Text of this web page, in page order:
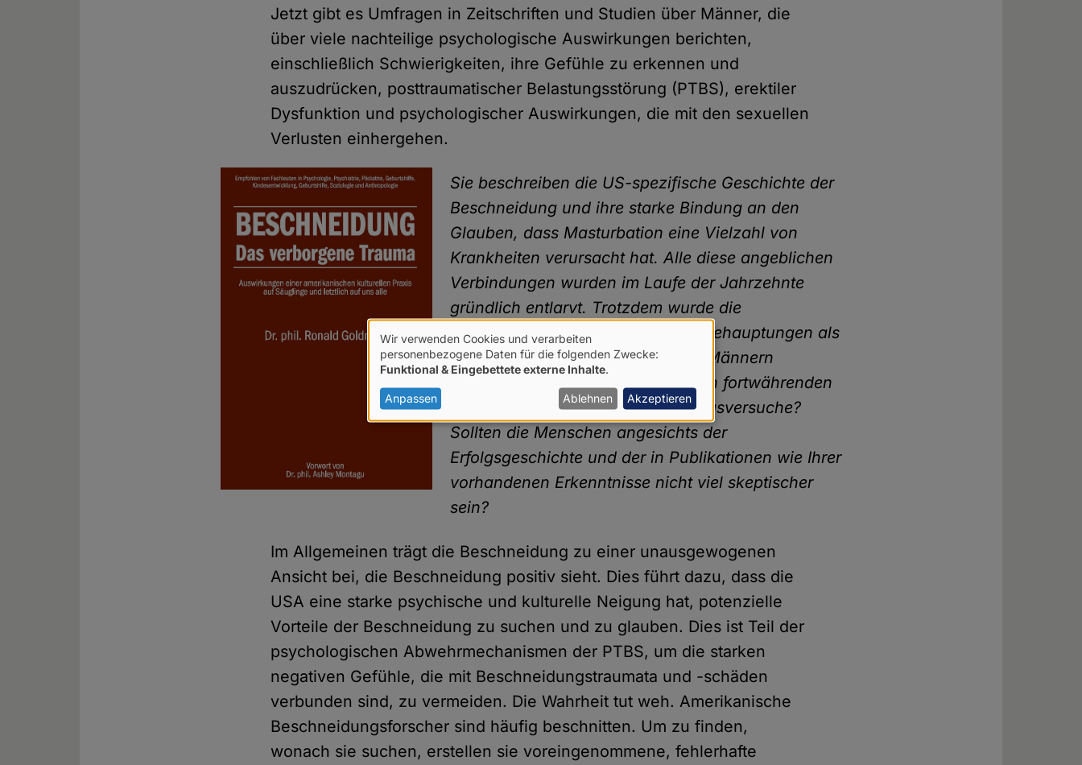
Jetzt gibt es Umfragen in Zeitschriften und Studien über Männer, die
über viele nachteilige psychologische Auswirkungen berichten,
einschließlich Schwierigkeiten, ihre Gefühle zu erkennen und
auszudrücken, posttraumatischer Belastungsstörung (PTBS), erektiler
Dysfunktion und psychologischer Auswirkungen, die mit den sexuellen
Verlusten einhergehen.
Sie beschreiben die US-spezifische Geschichte der
Beschneidung und ihre starke Bindung an den
Glauben, dass Masturbation eine Vielzahl von
Krankheiten verursacht hat. Alle diese angeblichen
Verbindungen wurden im Laufe der Jahrzehnte
gründlich entlarvt. Trotzdem wurde die
Beschneidung durch immer neue Behauptungen als
vorteilhaft für die Gesundheit von Männern
gefördert. Wie erklären Sie sich den fortwährenden
Erfolg dieser ewigen Rechtfertigungsversuche?
Sollten die Menschen angesichts der
Erfolgsgeschichte und der in Publikationen wie Ihrer
vorhandenen Erkenntnisse nicht viel skeptischer
sein?
Im Allgemeinen trägt die Beschneidung zu einer unausgewogenen
Ansicht bei, die Beschneidung positiv sieht. Dies führt dazu, dass die
USA eine starke psychische und kulturelle Neigung hat, potenzielle
Vorteile der Beschneidung zu suchen und zu glauben. Dies ist Teil der
psychologischen Abwehrmechanismen der PTBS, um die starken
negativen Gefühle, die mit Beschneidungstraumata und -schäden
verbunden sind, zu vermeiden. Die Wahrheit tut weh. Amerikanische
Beschneidungsforscher sind häufig beschnitten. Um zu finden,
wonach sie suchen, erstellen sie voreingenommene, fehlerhafte
Verwendung
von
personenbezogenen
Daten
Wir verwenden Cookies und verarbeiten
personenbezogene Daten für die folgenden Zwecke:
Funktional & Eingebettete externe Inhalte
Anpassen Ablehnen Akzeptieren